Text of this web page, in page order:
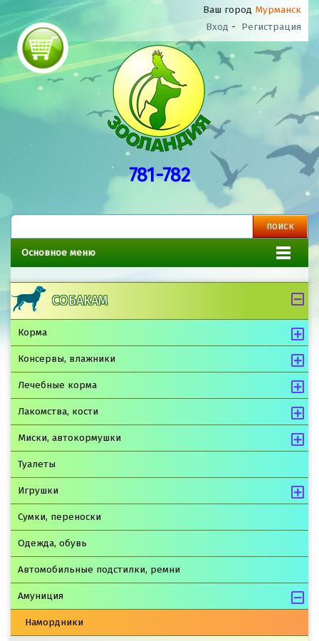
Ваш город Мурманск
Вход - Регистрация
781-782
Основное меню
СОБАКАМ
Корма
Консервы, влажники
Лечебные корма
Лакомства, кости
Миски, автокормушки
Туалеты
Игрушки
Сумки, переноски
Одежда, обувь
Автомобильные подстилки, ремни
Амуниция
Намордники